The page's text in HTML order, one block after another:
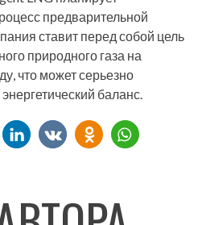
предварительной
ставит перед собой цель
природного газа на
что может серьезно
баланс.